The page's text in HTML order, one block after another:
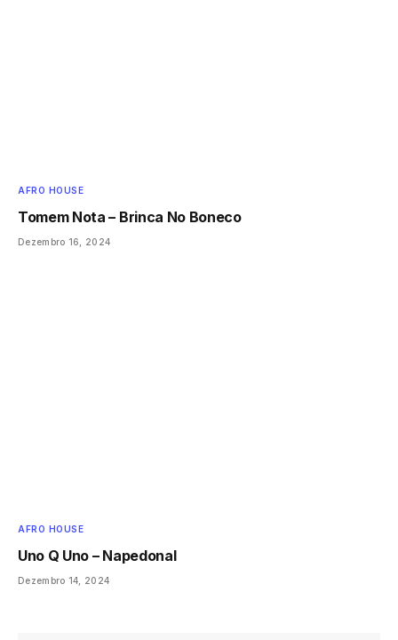
AFRO HOUSE
Tomem Nota – Brinca No Boneco
Dezembro 16, 2024
AFRO HOUSE
Uno Q Uno – Napedonal
Dezembro 14, 2024